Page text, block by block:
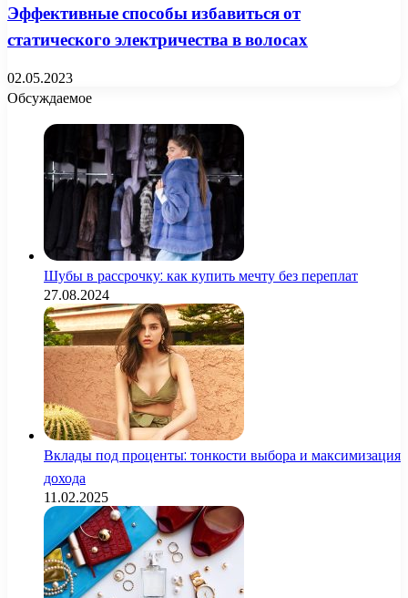
Эффективные способы избавиться от
статического электричества в волосах
02.05.2023
Обсуждаемое
Шубы в рассрочку: как купить мечту без переплат
27.08.2024
Вклады под проценты: тонкости выбора и максимизация
дохода
11.02.2025